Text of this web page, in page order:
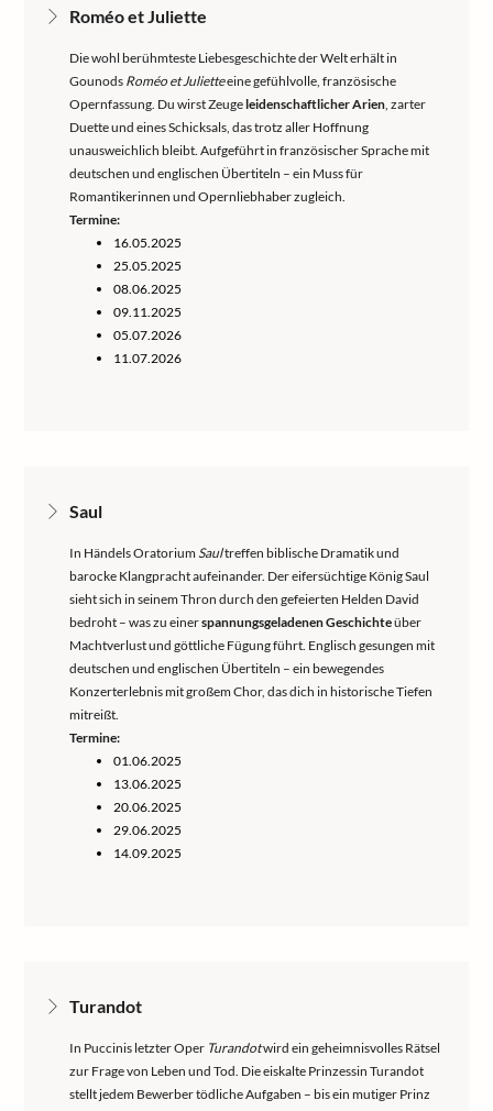
Roméo et Juliette
Die wohl berühmteste Liebesgeschichte der Welt erhält in
Gounods Roméo et Julietteeine gefühlvolle, französische
Opernfassung. Du wirst Zeugeleidenschaftlicher Arien, zarter
Duette und eines Schicksals, das trotz aller Hoffnung
unausweichlich bleibt. Aufgeführt in französischer Sprache mit
deutschen und englischen Übertiteln – ein Muss für
Romantikerinnen und Opernliebhaber zugleich.
Termine:
16.05.2025
25.05.2025
08.06.2025
09.11.2025
05.07.2026
11.07.2026
Saul
In Händels Oratorium Saultreffen biblische Dramatik und
barocke Klangpracht aufeinander. Der eifersüchtige König Saul
sieht sich in seinem Thron durch den gefeierten Helden David
bedroht – was zu einerspannungsgeladenen Geschichteüber
Machtverlust und göttliche Fügung führt. Englisch gesungen mit
deutschen und englischen Übertiteln – ein bewegendes
Konzerterlebnis mit großem Chor, das dich in historische Tiefen
mitreißt.
Termine:
01.06.2025
13.06.2025
20.06.2025
29.06.2025
14.09.2025
Turandot
In Puccinis letzter Oper Turandotwird ein geheimnisvolles Rätsel
zur Frage von Leben und Tod. Die eiskalte Prinzessin Turandot
stellt jedem Bewerber tödliche Aufgaben – bis ein mutiger Prinz